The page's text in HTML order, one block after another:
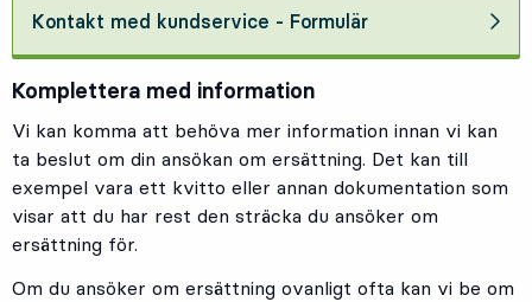
Kontakt med kundservice - Formulär
Komplettera med information
Vi kan komma att behöva mer information innan vi kan
ta beslut om din ansökan om ersättning. Det kan till
exempel vara ett kvitto eller annan dokumentation som
visar att du har rest den sträcka du ansöker om
ersättning för.
Om du ansöker om ersättning ovanligt ofta kan vi be om